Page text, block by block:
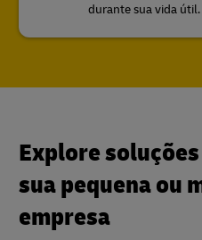
durante sua vida útil.
Explore
sua pequena ou
empresa